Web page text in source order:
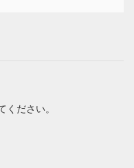
ください。